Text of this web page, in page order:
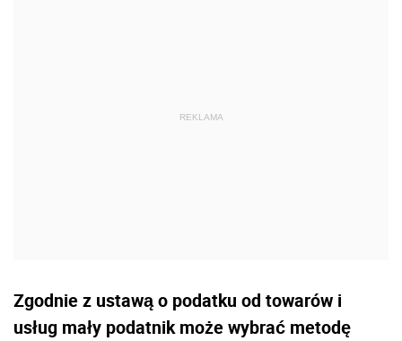
Zgodnie z ustawą o podatku od towarów i
usług mały podatnik może wybrać metodę